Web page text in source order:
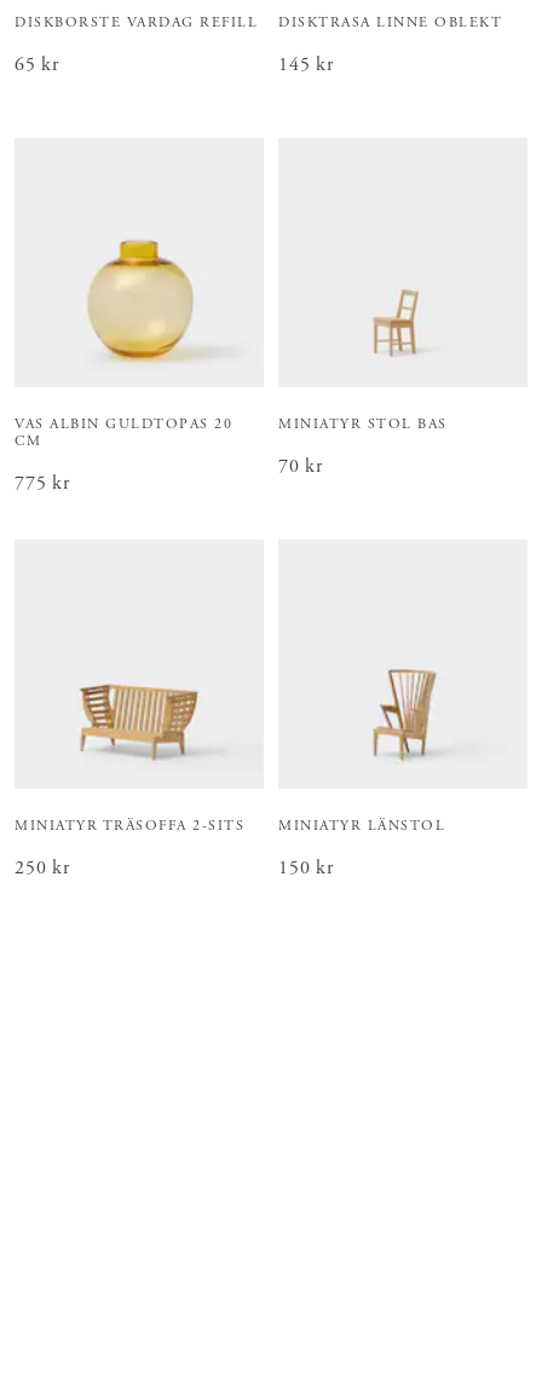
DISKBORSTE VARDAG REFILL
Pris:65 kr
65 kr
DISKTRASA LINNE OBLEKT
Pris :145 kr
145 kr
VAS ALBIN GULDTOPAS 20
CM
Pris :775 kr
775 kr
MINIATYR STOL BAS
Pris:70 kr
70 kr
MINIATYR TRÄSOFFA 2-SITS
Pris :250 kr
250 kr
MINIATYR LÄNSTOL
Pris :150 kr
150 kr